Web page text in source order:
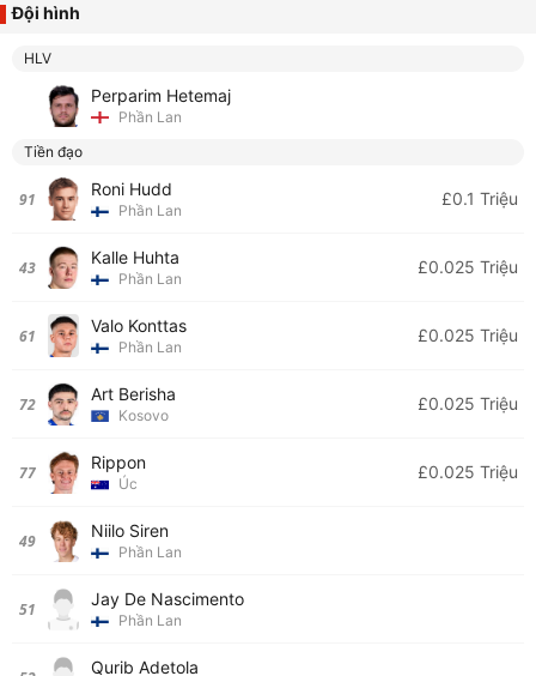
Đội hình
HLV
Perparim Hetemaj
Phần Lan
Tiền đạo
91 Roni Hudd
Phần Lan
£0.1 Triệu
43 Kalle Huhta
Phần Lan
£0.025 Triệu
61 Valo Konttas
Phần Lan
£0.025 Triệu
72 Art Berisha
Kosovo
£0.025 Triệu
77 Rippon
Úc
£0.025 Triệu
49 Niilo Siren
Phần Lan
51 Jay De Nascimento
Phần Lan
Qurib Adetola